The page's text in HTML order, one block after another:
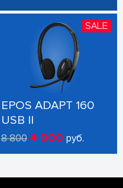
SALE
EPOS ADAPT 160
USB II
8 800 4 900 руб.